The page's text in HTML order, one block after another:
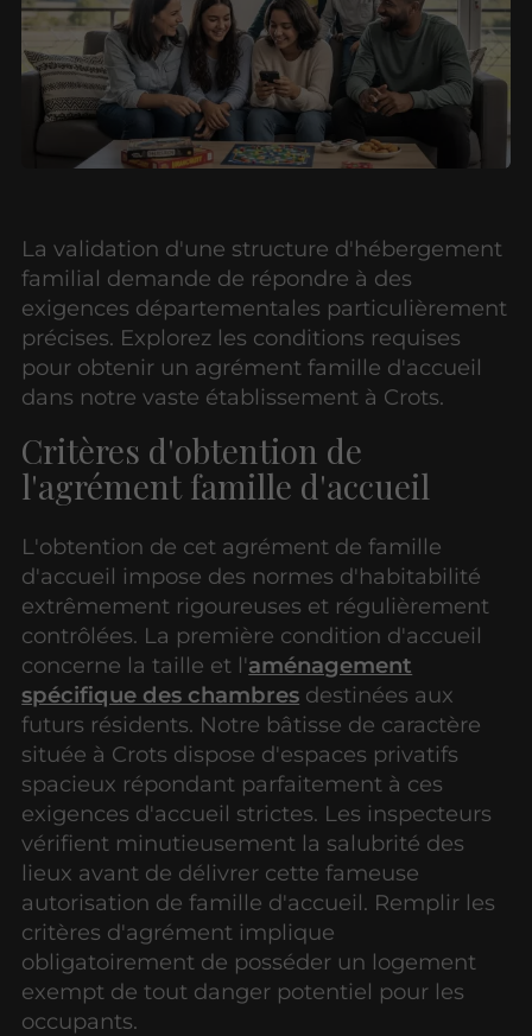
La validation d'une structure d'hébergement
familial demande de répondre à des
exigences départementales particulièrement
précises. Explorez les conditions requises
pour obtenir un agrément famille d'accueil
dans notre vaste établissement à Crots.
Critères d'obtention de
l'agrément famille d'accueil
L'obtention de cet agrément de famille
d'accueil impose des normes d'habitabilité
extrêmement rigoureuses et régulièrement
contrôlées. La première condition d'accueil
concerne la taille et l'aménagement
spécifique des chambres destinées aux
futurs résidents. Notre bâtisse de caractère
située à Crots dispose d'espaces privatifs
spacieux répondant parfaitement à ces
exigences d'accueil strictes. Les inspecteurs
vérifient minutieusement la salubrité des
lieux avant de délivrer cette fameuse
autorisation de famille d'accueil. Remplir les
critères d'agrément implique
obligatoirement de posséder un logement
exempt de tout danger potentiel pour les
occupants.